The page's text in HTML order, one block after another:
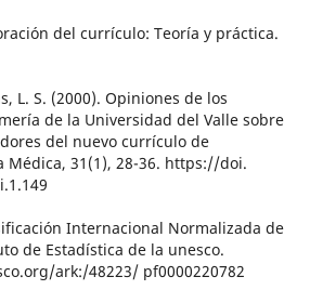
del currículo: Teoría y práctica.
L. S. (2000). Opiniones de los
de la Universidad del Valle sobre
del nuevo currículo de
Médica, 31(1), 28-36. https://doi.
Internacional Normalizada de
de Estadística de la unesco.
ark:/48223/ pf0000220782